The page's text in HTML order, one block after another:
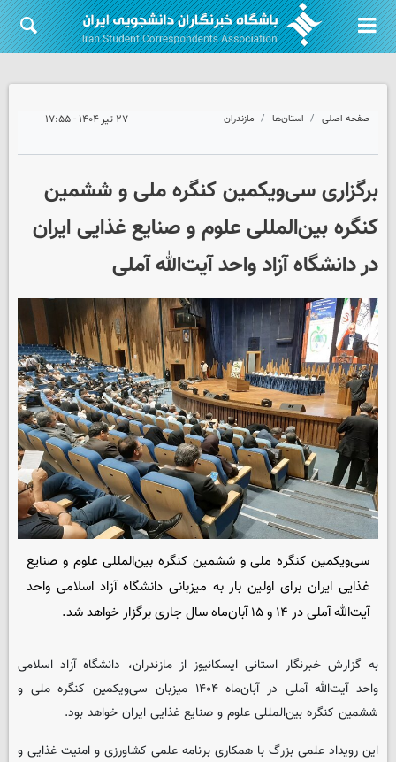
صفحه اصلی استان‌ها مازندران ۲۷ تیر ۱۴۰۴ - ۱۷:۵۵
برگزاری سی‌ویکمین کنگره ملی و ششمین
کنگره بین‌المللی علوم و صنایع غذایی ایران
در دانشگاه آزاد واحد آیت‌الله آملی
سی‌ویکمین کنگره ملی و ششمین کنگره بین‌المللی علوم و صنایع
غذایی ایران برای اولین بار به میزبانی دانشگاه آزاد اسلامی واحد
آیت‌الله آملی در ۱۴ و ۱۵ آبان‌ماه سال جاری برگزار خواهد شد.
به گزارش خبرنگار استانی ایسکانیوزاز مازندران، دانشگاه آزاد اسلامی
واحد آیت‌الله آملی در آبان‌ماه ۱۴۰۴ میزبان سی‌ویکمین کنگره ملی و
ششمین کنگره بین‌المللی علوم و صنایع غذایی ایران خواهد بود.
این رویداد علمی بزرگ با همکاری برنامه علمی کشاورزی و امنیت غذایی و